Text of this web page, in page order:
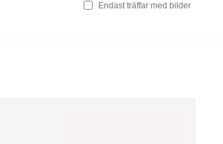
Endast träffar med bilder